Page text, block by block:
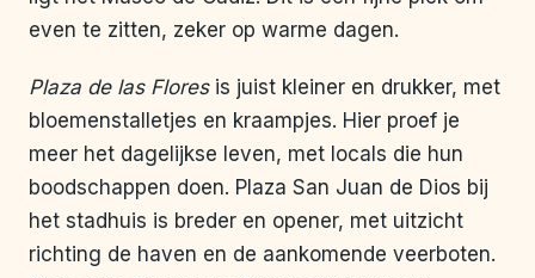
even te zitten, zeker op warme dagen.
Plaza de las Floresis juist kleiner en drukker, met
bloemenstalletjes en kraampjes. Hier proef je
meer het dagelijkse leven, met locals die hun
boodschappen doen. Plaza San Juan de Dios bij
het stadhuis is breder en opener, met uitzicht
richting de haven en de aankomende veerboten.